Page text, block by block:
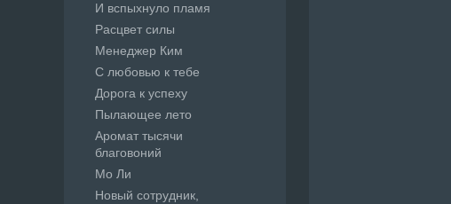
И вспыхнуло пламя
Расцвет силы
Менеджер Ким
С любовью к тебе
Дорога к успеху
Пылающее лето
Аромат тысячи
благовоний
Мо Ли
Новый сотрудник,